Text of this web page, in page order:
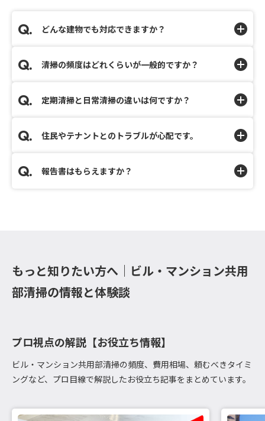
どんな建物でも対応できますか？
清掃の頻度はどれくらいが一般的ですか？
定期清掃と日常清掃の違いは何ですか？
住民やテナントとのトラブルが心配です。
報告書はもらえますか？
もっと知りたい方へ｜ビル・マンション共用
部清掃の情報と体験談
プロ視点の解説【お役立ち情報】
ビル・マンション共用部清掃の頻度、費用相場、頼むべきタイミ
ングなど、プロ目線で解説したお役立ち記事をまとめています。